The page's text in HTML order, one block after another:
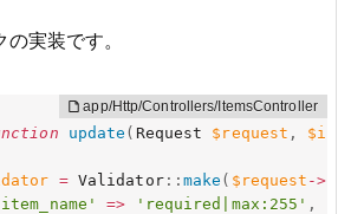
実装です。
update ( Request $request , $id
= Validator: : make ( $request ->
=> 'required|max:255' ,